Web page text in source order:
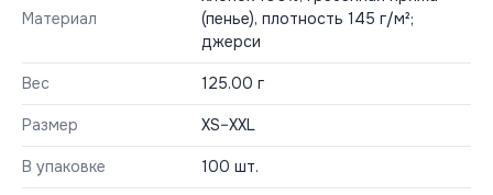
Материал
(пенье), плотность 145 г/м²;
джерси
Вес 125.00 г
Размер XS–XXL
В упаковке 100 шт.